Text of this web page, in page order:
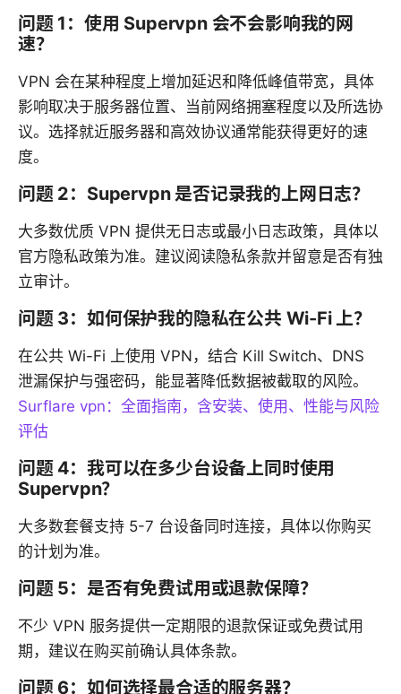
问题 1：使用 Supervpn 会不会影响我的网
速？
VPN 会在某种程度上增加延迟和降低峰值带宽，具体
影响取决于服务器位置、当前网络拥塞程度以及所选协
议。选择就近服务器和高效协议通常能获得更好的速
度。
问题 2：Supervpn 是否记录我的上网日志？
大多数优质 VPN 提供无日志或最小日志政策，具体以
官方隐私政策为准。建议阅读隐私条款并留意是否有独
立审计。
问题 3：如何保护我的隐私在公共 Wi-Fi 上？
在公共 Wi-Fi 上使用 VPN，结合 Kill Switch、DNS
泄漏保护与强密码，能显著降低数据被截取的风险。
Surflare vpn：全面指南，含安装、使用、性能与风险
评估
问题 4：我可以在多少台设备上同时使用
Supervpn？
大多数套餐支持 5-7 台设备同时连接，具体以你购买
的计划为准。
问题 5：是否有免费试用或退款保障？
不少 VPN 服务提供一定期限的退款保证或免费试用
期，建议在购买前确认具体条款。
问题 6：如何选择最合适的服务器？